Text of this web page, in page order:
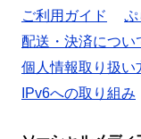
ご利用ガイド
ぷ
配送・決済につい
個人情報取り扱い
IPv6への取り組み